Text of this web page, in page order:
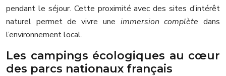
pendant le séjour. Cette proximité avec des sites d’intérêt
naturel permet de vivre une immersion complètedans
l’environnement local.
Les campings écologiques au cœur
des parcs nationaux français